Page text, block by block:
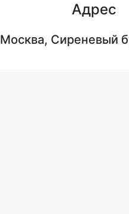
Адрес
Москва, Сиреневый